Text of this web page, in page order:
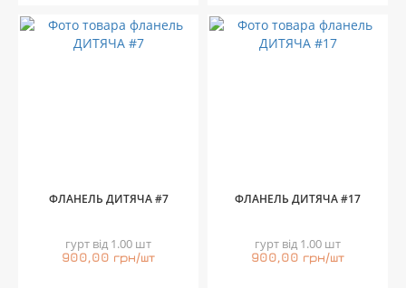
ФЛАНЕЛЬ ДИТЯЧА #7
гурт від 1.00 шт
900,00 грн/шт
ФЛАНЕЛЬ ДИТЯЧА #17
гурт від 1.00 шт
900,00 грн/шт